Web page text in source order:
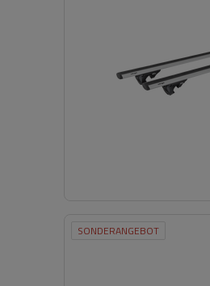
SONDERANGEBOT